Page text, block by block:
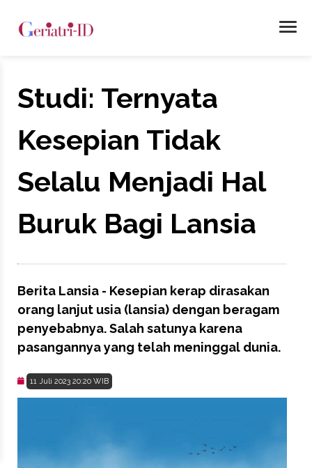
Studi: Ternyata
Kesepian Tidak
Selalu Menjadi Hal
Buruk Bagi Lansia
Berita Lansia - Kesepian kerap dirasakan
orang lanjut usia (lansia) dengan beragam
penyebabnya. Salah satunya karena
pasangannya yang telah meninggal dunia.
11 Juli 2023 20:20 WIB